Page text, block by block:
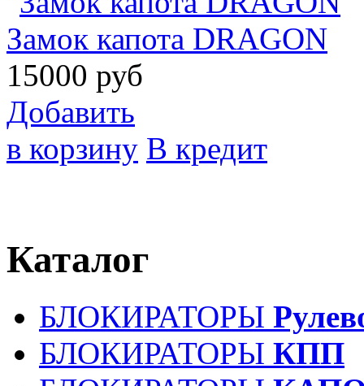
Замок капота DRAGON
15000 руб
Добавить
в корзину В кредит
Каталог
БЛОКИРАТОРЫ
БЛОКИРАТОРЫ КПП